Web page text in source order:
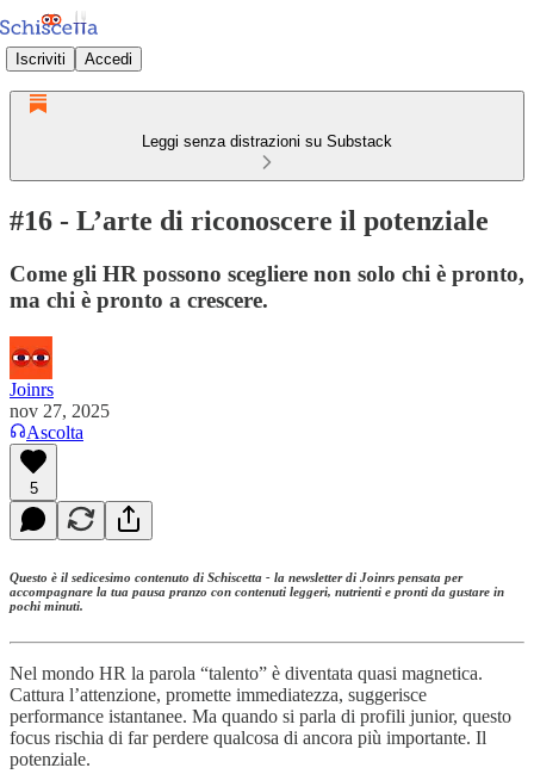
Iscriviti Accedi
Leggi senza distrazioni su Substack
#16 - L’arte di riconoscere il potenziale
Come gli HR possono scegliere non solo chi è pronto,
ma chi è pronto a crescere.
Joinrs
nov 27, 2025
Ascolta
5
Questo è il sedicesimo contenuto di Schiscetta - la newsletter di Joinrs pensata per
accompagnare la tua pausa pranzo con contenuti leggeri, nutrienti e pronti da gustare in
pochi minuti.
Nel mondo HR la parola “talento” è diventata quasi magnetica.
Cattura l’attenzione, promette immediatezza, suggerisce
performance istantanee. Ma quando si parla di profili junior, questo
focus rischia di far perdere qualcosa di ancora più importante. Il
potenziale.